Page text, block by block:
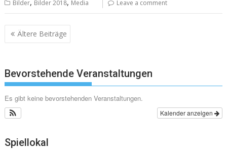
Bilder Bilder 2018 Media Leave a comment
Beitragsnavigation
Ältere Beiträge
Bevorstehende Veranstaltungen
Es gibt keine bevorstehenden Veranstaltungen.
Kalender anzeigen
Spiellokal